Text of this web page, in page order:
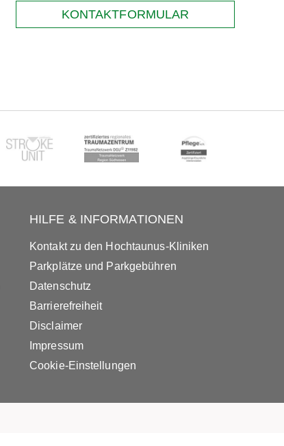
KONTAKTFORMULAR
HILFE & INFORMATIONEN
Kontakt zu den Hochtaunus-Kliniken
Parkplätze und Parkgebühren
Datenschutz
Barrierefreiheit
Disclaimer
Impressum
Cookie-Einstellungen